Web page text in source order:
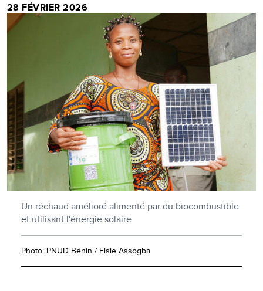
28 FÉVRIER 2026
Un réchaud amélioré alimenté par du biocombustible
et utilisant l'énergie solaire
Photo: PNUD Bénin / Elsie Assogba